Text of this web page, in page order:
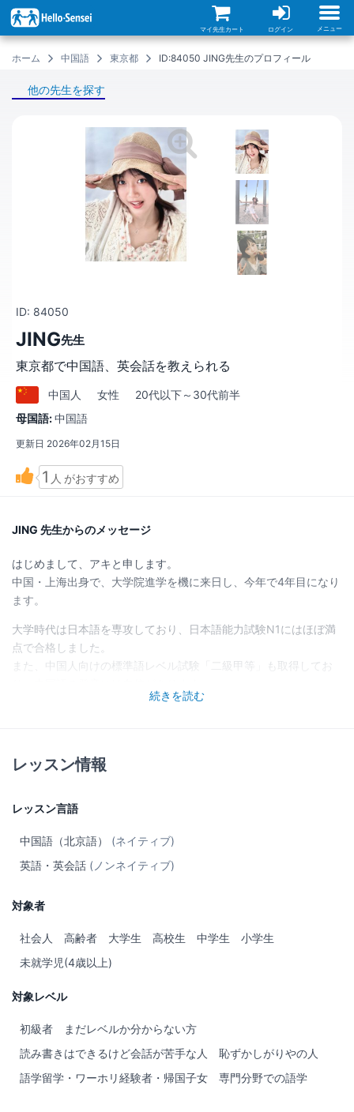
イ
ン
コ
マイ先生カート ログイン メニュー
ホーム 中国語 東京都 ID:84050 JING先生のプロフィール
他の先生を探す
ID: 84050
JING先生
東京都で中国語、英会話を教えられる
中国 人 女性
20代以下～30代前半
母国語:中国語
更新日 2026年02月15日
1 人 がおすすめ
JING 先生からのメッセージ
はじめまして、アキと申します。
中国・上海出身で、大学院進学を機に来日し、今年で4年目になり
ます。
大学時代は日本語を専攻しており、日本語能力試験N1にはほぼ満
点で合格しました。
また、中国人向けの標準語レベル試験「二級甲等」も取得してお
これまでに、
の指導経験があります。
現在は東京でインターンをしており、もっと多くの方と交流した
いと考えています。
ら、今度は中国語に興味のある日本の方のお役に立ちたいと思っ
楽しく、分かりやすい授業を心がけています。
どうぞよろしくお願いいたします。
続きを読む
レッスン情報
レッスン言語
中国語（北京語）
(ネイティブ)
英語・英会話 (ノンネイティブ)
対象者
社会人 高齢者 大学生 高校生 中学生
小学生
未就学児(4歳以上)
対象レベル
初級者
まだレベルか分からない方
読み書きはできるけど会話が苦手な人
恥ずかしがりやの人
語学留学・ワーホリ経験者・帰国子女
専門分野での語学